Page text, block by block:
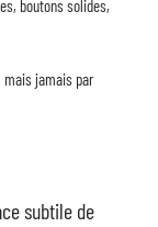
boutons solides,
mais jamais par
subtile de